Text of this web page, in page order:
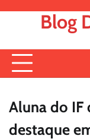
Blog
Aluna do IF
destaque